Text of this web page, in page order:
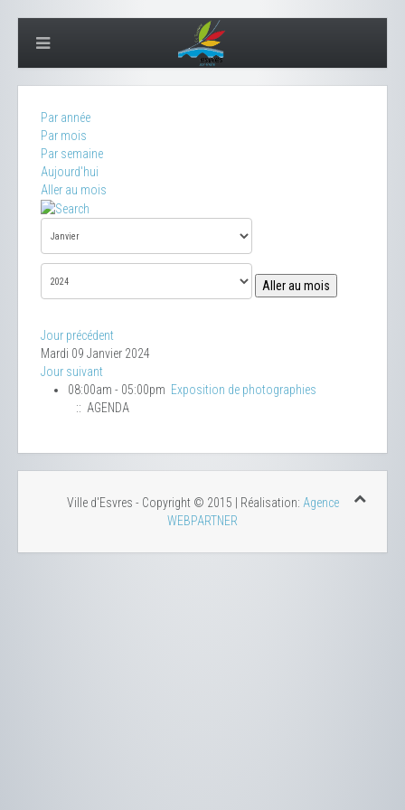
Par année
Par mois
Par semaine
Aujourd'hui
Aller au mois
Aller au mois
Jour précédent
Mardi 09 Janvier 2024
Jour suivant
08:00am - 05:00pm Exposition de photographies
:: AGENDA
Ville d'Esvres - Copyright © 2015 | Réalisation: Agence
WEBPARTNER